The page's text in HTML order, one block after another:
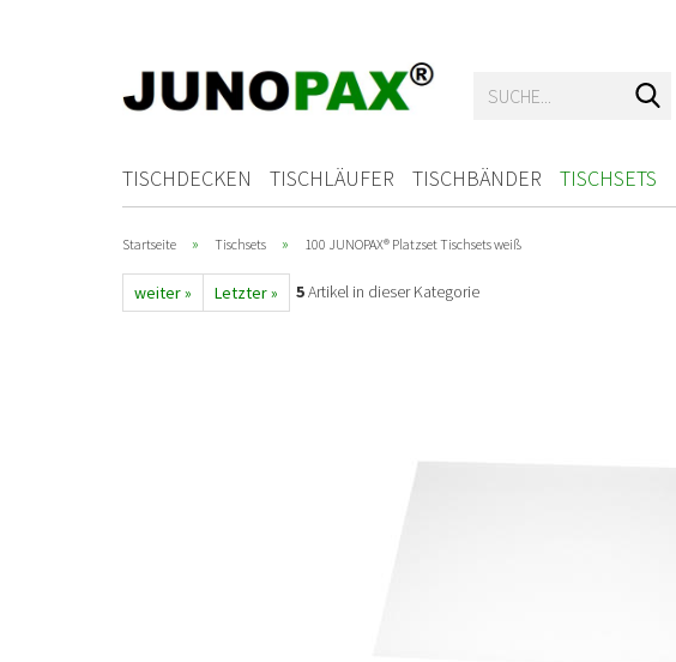
TISCHDECKEN TISCHLÄUFER TISCHBÄNDER TISCHSETS
Startseite » Tischsets » 100 JUNOPAX® Platzset Tischsets weiß
weiter » Letzter » 5Artikel in dieser Kategorie